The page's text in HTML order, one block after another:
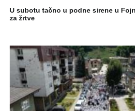
U subotu tačno u podne sirene u
za žrtve